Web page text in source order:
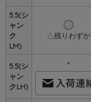
5.5(シ
ャン
ク
LM)
△残りわずか
5.5(シ
ャン
クLH)
×